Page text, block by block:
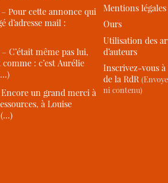
–Pour cette annonce qui
d’adresse mail :
–C’était même pas lui,
comme : c’est Aurélie
Encore un grand merci à
à Louise
(…)
Mentions légales
Ours
Utilisation des
d’auteurs
Inscrivez-vous
de la RdR
ni contenu)